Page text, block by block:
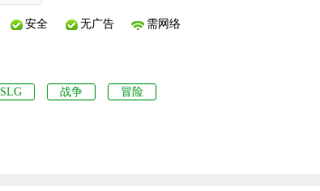
安全 无广告 需网络
SLG 战争 冒险